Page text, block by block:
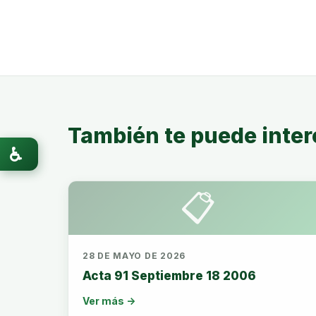
También te puede
📋
28 DE MAYO DE 2026
Acta 91 Septiembre 18 2006
Ver más →
♿